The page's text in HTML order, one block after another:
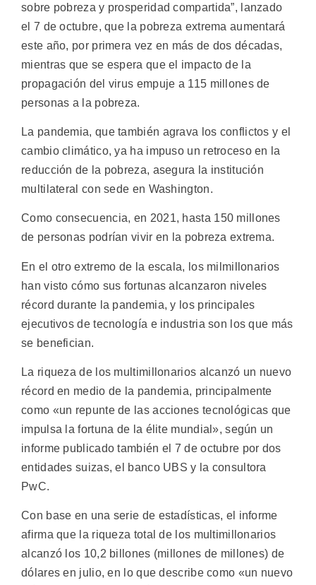
sobre pobreza y prosperidad compartida”, lanzado
el 7 de octubre, que la pobreza extrema aumentará
este año, por primera vez en más de dos décadas,
mientras que se espera que el impacto de la
propagación del virus empuje a 115 millones de
personas a la pobreza.
La pandemia, que también agrava los conflictos y el
cambio climático, ya ha impuso un retroceso en la
reducción de la pobreza, asegura la institución
multilateral con sede en Washington.
Como consecuencia, en 2021, hasta 150 millones
de personas podrían vivir en la pobreza extrema.
En el otro extremo de la escala, los milmillonarios
han visto cómo sus fortunas alcanzaron niveles
récord durante la pandemia, y los principales
ejecutivos de tecnología e industria son los que más
se benefician.
La riqueza de los multimillonarios alcanzó un nuevo
récord en medio de la pandemia, principalmente
como «un repunte de las acciones tecnológicas que
impulsa la fortuna de la élite mundial», según un
informe publicado también el 7 de octubre por dos
entidades suizas, el banco UBS y la consultora
PwC.
Con base en una serie de estadísticas, el informe
afirma que la riqueza total de los multimillonarios
alcanzó los 10,2 billones (millones de millones) de
dólares en julio, en lo que describe como «un nuevo